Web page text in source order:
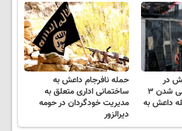
در
سوریه: کشته و زخمی شدن ۳
داعش به
حمله نافرجام داعش به
ساختمانی اداری متعلق به
مدیریت خودگردان در حومه
دیرالزور